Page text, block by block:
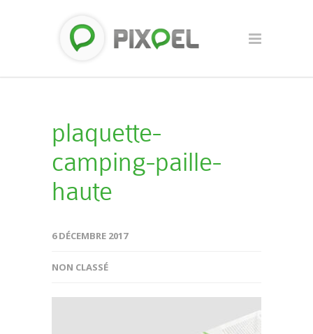
plaquette-
camping-paille-
haute
6 DÉCEMBRE 2017
NON CLASSÉ